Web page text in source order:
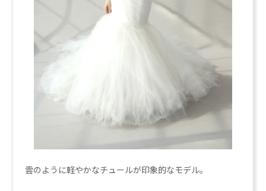
雲のように軽やかなチュールが印象的なモデル。